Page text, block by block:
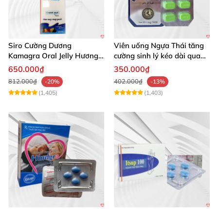
Siro Cường Dương
Kamagra Oral Jelly Hương
Trái Cây Một Hộp 7 Gói
650.000₫
812.000₫
-20%
(1,405)
Viên uống Ngựa Thái tăng
cường sinh lý kéo dài quan
hệ
350.000₫
402.000₫
-13%
(1,403)